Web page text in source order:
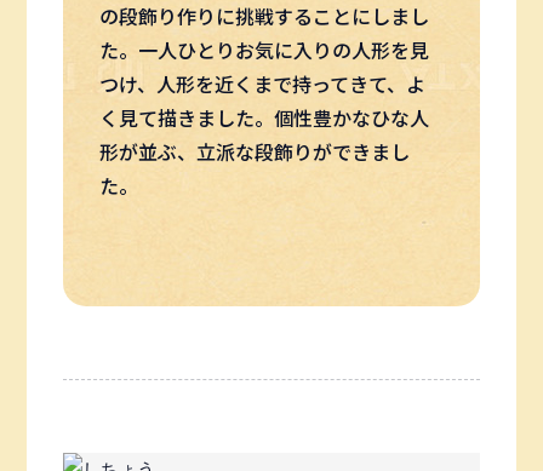
の段飾り作りに挑戦することにしまし
た。一人ひとりお気に入りの人形を見
つけ、人形を近くまで持ってきて、よ
く見て描きました。個性豊かなひな人
形が並ぶ、立派な段飾りができまし
た。